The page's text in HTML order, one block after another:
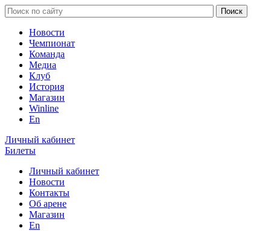
Новости
Чемпионат
Команда
Медиа
Клуб
История
Магазин
Winline
En
Личный кабинет
Билеты
Личный кабинет
Новости
Контакты
Об арене
Магазин
En